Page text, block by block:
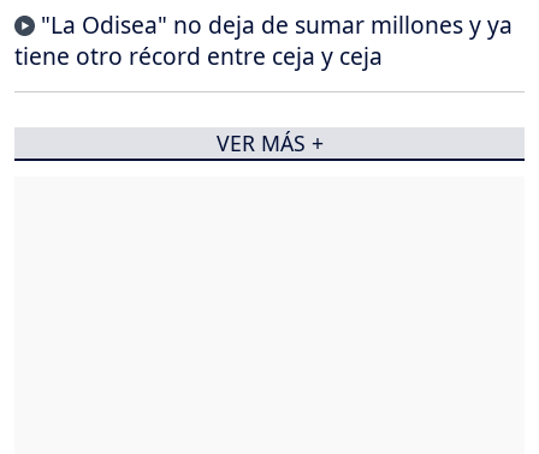
"La Odisea" no deja de sumar millones y ya
tiene otro récord entre ceja y ceja
VER MÁS +